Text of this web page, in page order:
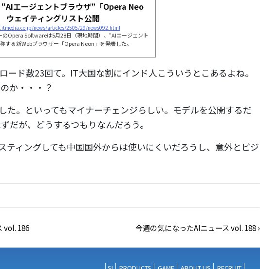
エージェントブラウザ”「Opera Neo
ェイティングリスト公開
news/articles/2505/29/news092.html
Opera Softwareは5月28日（現地時間）、“AIエージェント
する新Webブラウザー「Opera Neon」を発表した。
ード数23回て。IT大国な割にインド人こういうとこあるよね。
か・・・？
た。といってもマイナーチェンジらしい。モデルを公開するだ
だが、どうするつもりなんだろう。
ティングしても中国国外からは使いにくいだろうし、意外とビジ
vol. 186 今週の気になったAIニュース vol. 188›